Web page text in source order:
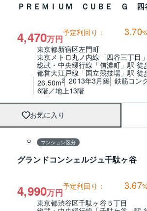
ＰＲＥＭＩＵＭ ＣＵＢＥ Ｇ 四
4,470万円
予定利回り： 3.70
東京都新宿区左門町
東京メトロ丸ノ内線「四谷三丁目
総武・中央緩行線「信濃町」駅 徒
都営大江戸線「国立競技場」駅 徒
26.50m2 2013年3月築 鉄筋コン
6階／地上13階
お気に入り
マンション区分
グランドコンシェルジュ千駄ヶ谷
4,990万円
予定利回り： 3.67
東京都渋谷区千駄ヶ谷５丁目